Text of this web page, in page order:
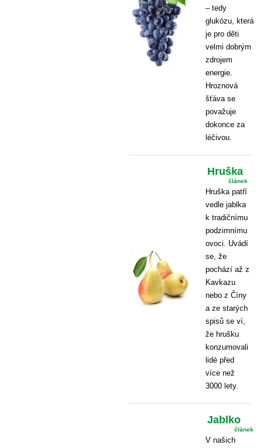
– tedy
glukózu, která
je pro děti
velmi dobrým
zdrojem
energie.
Hroznová
šťáva se
považuje
dokonce za
léčivou.
Hruška
článek
Hruška patří
vedle jablka
k tradičnímu
podzimnímu
ovoci. Uvádí
se, že
pochází až z
Kavkazu
nebo z Číny
a ze starých
spisů se ví,
že hrušku
konzumovali
lidé před
více než
3000 lety.
Jablko
článek
V našich